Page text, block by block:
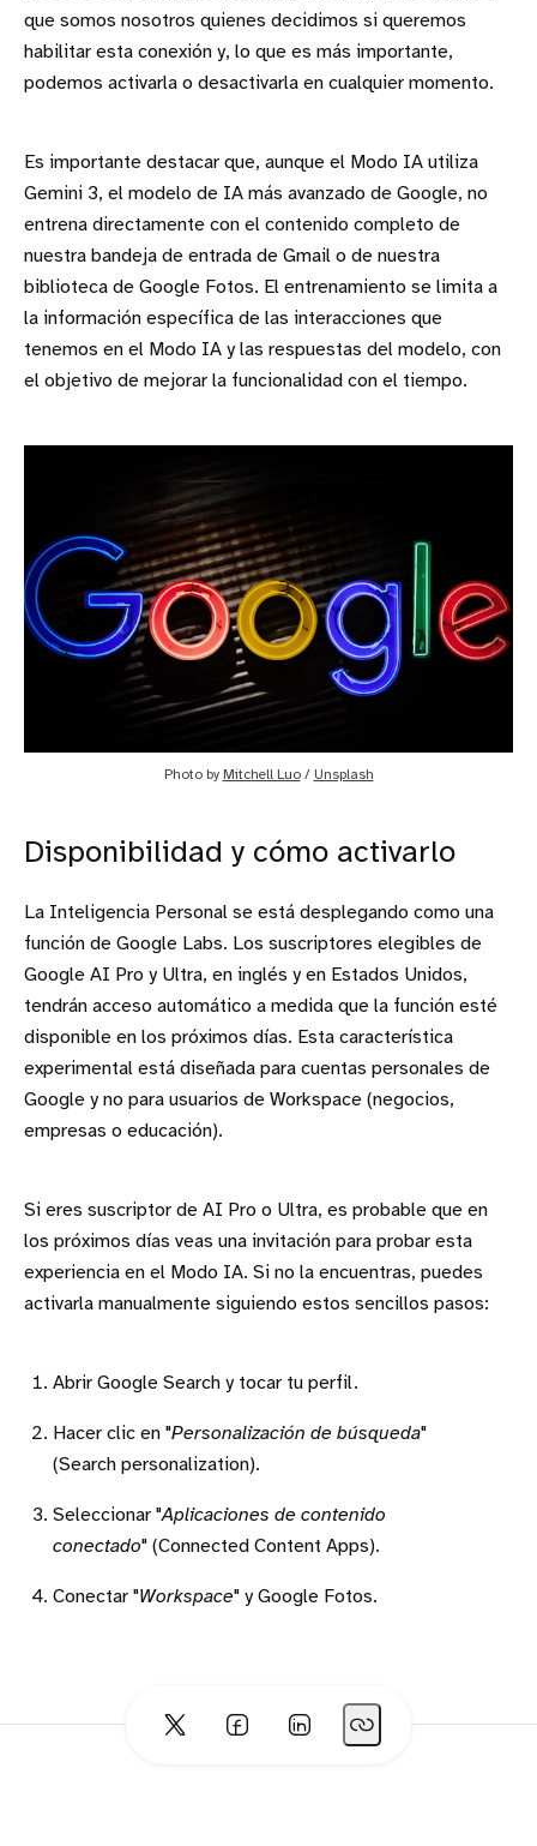
que somos nosotros quienes decidimos si queremos
habilitar esta conexión y, lo que es más importante,
podemos activarla o desactivarla en cualquier momento.
Es importante destacar que, aunque el Modo IA utiliza
Gemini 3, el modelo de IA más avanzado de Google, no
entrena directamente con el contenido completo de
nuestra bandeja de entrada de Gmail o de nuestra
biblioteca de Google Fotos. El entrenamiento se limita a
la información específica de las interacciones que
tenemos en el Modo IA y las respuestas del modelo, con
el objetivo de mejorar la funcionalidad con el tiempo.
Photo by Mitchell Luo / Unsplash
Disponibilidad y cómo activarlo
La Inteligencia Personal se está desplegando como una
función de Google Labs. Los suscriptores elegibles de
Google AI Pro y Ultra, en inglés y en Estados Unidos,
tendrán acceso automático a medida que la función esté
disponible en los próximos días. Esta característica
experimental está diseñada para cuentas personales de
Google y no para usuarios de Workspace (negocios,
empresas o educación).
Si eres suscriptor de AI Pro o Ultra, es probable que en
los próximos días veas una invitación para probar esta
experiencia en el Modo IA. Si no la encuentras, puedes
activarla manualmente siguiendo estos sencillos pasos:
Abrir Google Search y tocar tu perfil.
Hacer clic en "Personalización de búsqueda"
(Search personalization).
Seleccionar "Aplicaciones de contenido
conectado" (Connected Content Apps).
Conectar "Workspace" y Google Fotos.